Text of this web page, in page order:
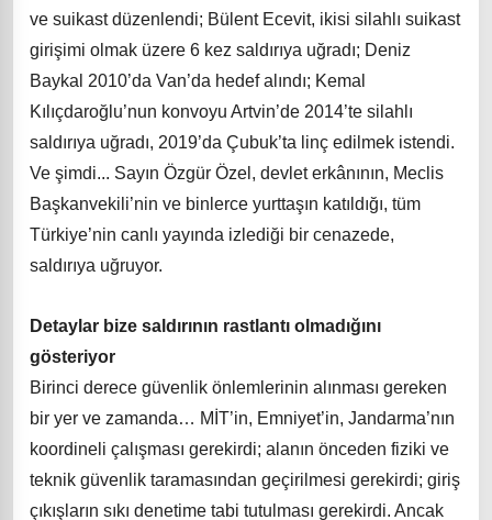
ve suikast düzenlendi; Bülent Ecevit, ikisi silahlı suikast
girişimi olmak üzere 6 kez saldırıya uğradı; Deniz
Baykal 2010’da Van’da hedef alındı; Kemal
Kılıçdaroğlu’nun konvoyu Artvin’de 2014’te silahlı
saldırıya uğradı, 2019’da Çubuk’ta linç edilmek istendi.
Ve şimdi... Sayın Özgür Özel, devlet erkânının, Meclis
Başkanvekili’nin ve binlerce yurttaşın katıldığı, tüm
Türkiye’nin canlı yayında izlediği bir cenazede,
saldırıya uğruyor.
Detaylar bize saldırının rastlantı olmadığını
gösteriyor
Birinci derece güvenlik önlemlerinin alınması gereken
bir yer ve zamanda… MİT’in, Emniyet’in, Jandarma’nın
koordineli çalışması gerekirdi; alanın önceden fiziki ve
teknik güvenlik taramasından geçirilmesi gerekirdi; giriş
çıkışların sıkı denetime tabi tutulması gerekirdi. Ancak